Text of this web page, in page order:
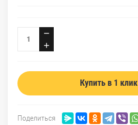
−
+
Купить в 1 клик
Поделиться